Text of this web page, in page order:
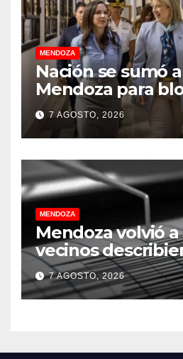
MENDOZA
Nación se sumó
Mendoza para
celulares en las
provincia
7 AGOSTO, 2026
MENDOZA
Mendoza volvió
vecinos
“sacudón”
un fuerte
7 AGOSTO, 2026